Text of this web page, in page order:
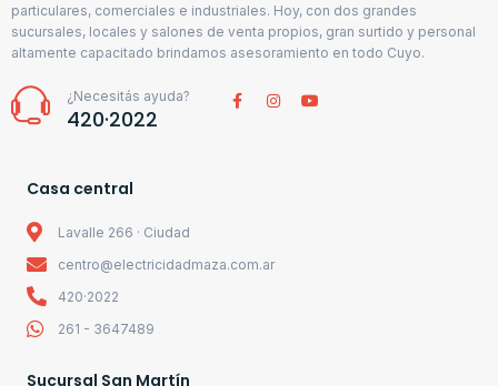
particulares, comerciales e industriales. Hoy, con dos grandes
sucursales, locales y salones de venta propios, gran surtido y personal
altamente capacitado brindamos asesoramiento en todo Cuyo.
¿Necesitás ayuda?
420·2022
Casa central
Lavalle 266 · Ciudad
centro@electricidadmaza.com.ar
420·2022
261 - 3647489
Sucursal San Martín